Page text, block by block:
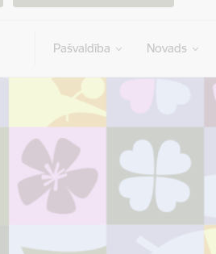
Pašvaldība Novads